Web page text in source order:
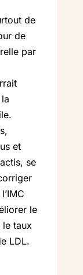
de
de
par
et
se
le
taux
LDL.